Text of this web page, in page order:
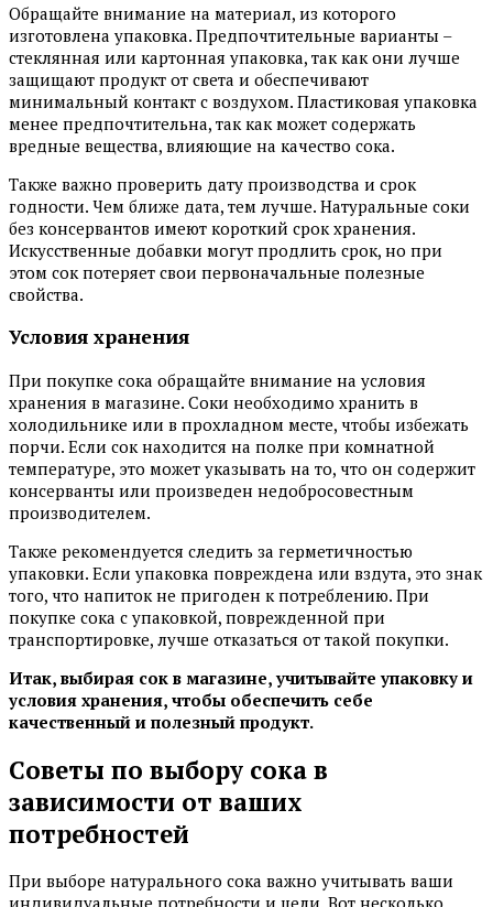
Обращайте внимание на материал, из которого
изготовлена упаковка. Предпочтительные варианты –
стеклянная или картонная упаковка, так как они лучше
защищают продукт от света и обеспечивают
минимальный контакт с воздухом. Пластиковая упаковка
менее предпочтительна, так как может содержать
вредные вещества, влияющие на качество сока.
Также важно проверить дату производства и срок
годности. Чем ближе дата, тем лучше. Натуральные соки
без консервантов имеют короткий срок хранения.
Искусственные добавки могут продлить срок, но при
этом сок потеряет свои первоначальные полезные
свойства.
Условия хранения
При покупке сока обращайте внимание на условия
хранения в магазине. Соки необходимо хранить в
холодильнике или в прохладном месте, чтобы избежать
порчи. Если сок находится на полке при комнатной
температуре, это может указывать на то, что он содержит
консерванты или произведен недобросовестным
производителем.
Также рекомендуется следить за герметичностью
упаковки. Если упаковка повреждена или вздута, это знак
того, что напиток не пригоден к потреблению. При
покупке сока с упаковкой, поврежденной при
транспортировке, лучше отказаться от такой покупки.
Итак, выбирая сок в магазине, учитывайте упаковку и
условия хранения, чтобы обеспечить себе
качественный и полезный продукт.
Советы по выбору сока в
зависимости от ваших
потребностей
При выборе натурального сока важно учитывать ваши